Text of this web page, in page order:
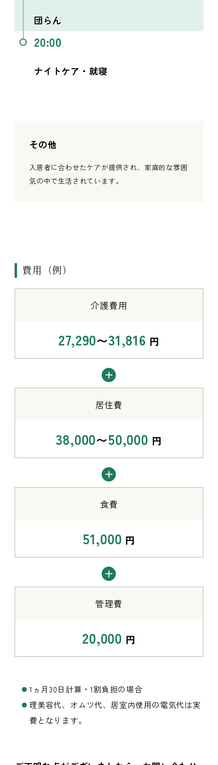
団らん
20:00
ナイトケア・就寝
その他
入居者に合わせたケアが提供され、家庭的な雰囲
気の中で生活されています。
費用（例）
介護費用
27,290〜31,816 円
居住費
38,000〜50,000 円
食費
51,000 円
管理費
20,000 円
1ヵ月30日計算・1割負担の場合
理美容代、オムツ代、居室内使用の電気代は実
費となります。